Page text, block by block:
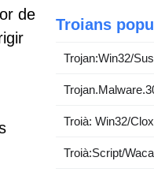
de
Troians
Trojan:Win32/
Troià: Win32/
Troià:Script/